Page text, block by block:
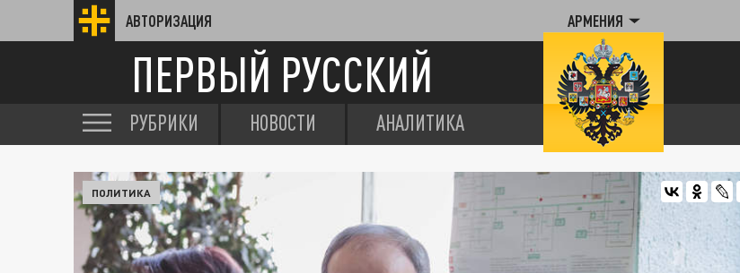
АВТОРИЗАЦИЯ АРМЕНИЯ
ПЕРВЫЙ РУССКИЙ
РУБРИКИ НОВОСТИ АНАЛИТИКА
ПОЛИТИКА